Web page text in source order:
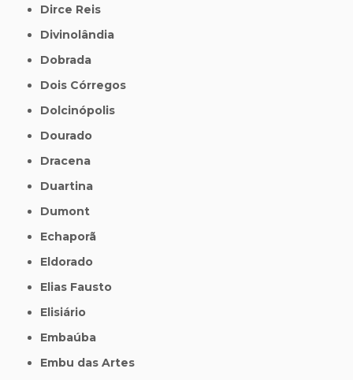
Dirce Reis
Divinolândia
Dobrada
Dois Córregos
Dolcinópolis
Dourado
Dracena
Duartina
Dumont
Echaporã
Eldorado
Elias Fausto
Elisiário
Embaúba
Embu das Artes